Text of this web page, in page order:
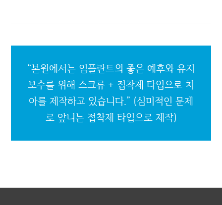
“본원에서는 임플란트의 좋은 예후와 유지
보수를 위해 스크류 + 접착제 타입으로 치
아를 제작하고 있습니다.” (심미적인 문제
로 앞니는 접착제 타입으로 제작)